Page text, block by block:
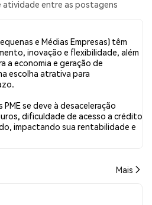
atividade entre as postagens
Altista. Por fim, foram publicados
No Twitter, NaN% dos tweets
otimista em comparação com
pessimista sobre SME.
em relação a SME. Esses
em 0 tweets.
e Médias Empresas) têm
inovação e flexibilidade, além
a economia e geração de
escolha atrativa para
PME se deve à desaceleração
dificuldade de acesso a crédito
impactando sua rentabilidade e
Mais